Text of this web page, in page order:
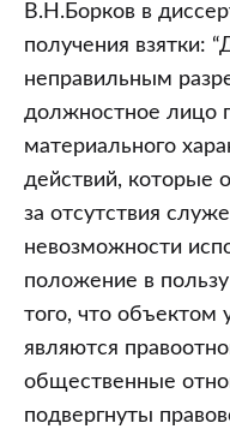
В.Н.Борков в
получения взятки:
неправильным
должностное лицо
материального
действий, которые
за отсутствия
невозможности
положение в
того, что объектом
являются
общественные
подвергнуты